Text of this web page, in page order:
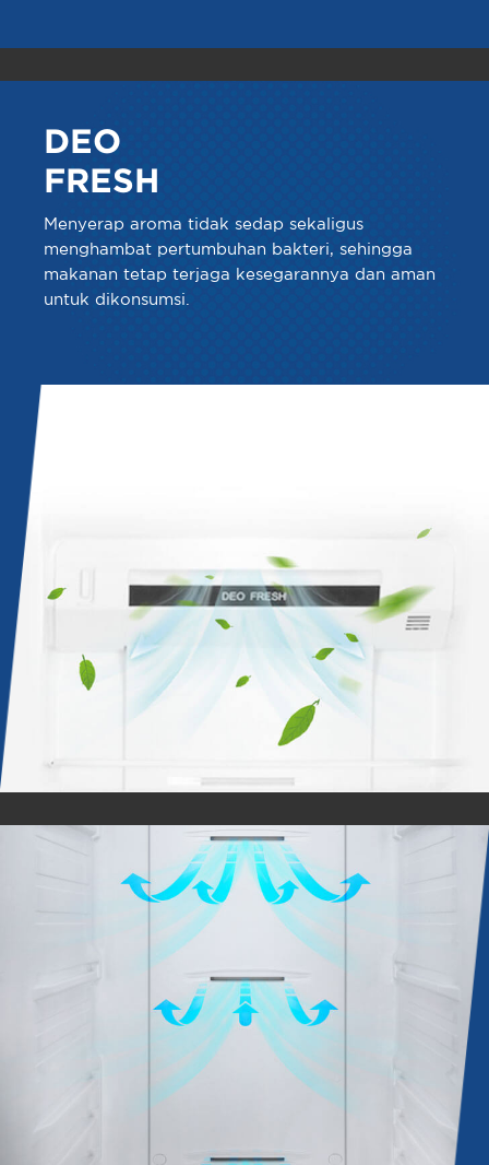
DEO
FRESH
Menyerap aroma tidak sedap sekaligus
menghambat pertumbuhan bakteri, sehingga
makanan tetap terjaga kesegarannya dan aman
untuk dikonsumsi.